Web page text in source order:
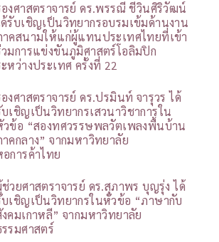
งศาสตราจารย์ ดร.พรรณี ชีวินศิริวัฒน์
รับเชิญเป็นวิทยากรอบรมเข้มด้านงาน
าคสนามให้แก่ผู้แทนประเทศไทยที่เข้า
มการแข่งขันภูมิศาสตร์โอลิมปิก
หว่างประเทศ ครั้งที่ 22
งศาสตราจารย์ ดร.ปรมินท์ จารุวร ได้
เชิญเป็นวิทยากรเสวนาวิชาการใน
วข้อ “สองทศวรรษพลวัตเพลงพื้นบ้าน
คกลาง” จากมหาวิทยาลัย
การค้าไทย
วยศาสตราจารย์ ดร.สุภาพร บุญรุ่ง ได้
บเชิญเป็นวิทยากรในหัวข้อ “ภาษากับ
คมเกาหลี” จากมหาวิทยาลัย
รรมศาสตร์